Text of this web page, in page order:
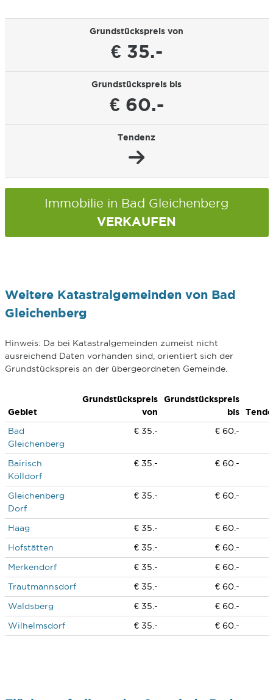
Grundstückspreis von
€ 35.-
Grundstückspreis bis
€ 60.-
Tendenz
Immobilie in Bad Gleichenberg
VERKAUFEN
Weitere Katastralgemeinden von Bad
Gleichenberg
Hinweis: Da bei Katastralgemeinden zumeist nicht
ausreichend Daten vorhanden sind, orientiert sich der
Grundstückspreis an der übergeordneten Gemeinde.
Gebiet
Grundstückspreis
von
Grundstückspreis
bis
Bad
Gleichenberg
€ 35.- € 60.-
Bairisch
Kölldorf
€ 35.- € 60.-
Gleichenberg
Dorf
€ 35.- € 60.-
Haag € 35.-
€ 60.-
Hofstätten
€ 35.-
€ 60.-
Merkendorf
€ 35.-
€ 60.-
Trautmannsdorf
€ 35.-
€ 60.-
Waldsberg
€ 35.-
€ 60.-
Wilhelmsdorf
€ 35.- € 60.-